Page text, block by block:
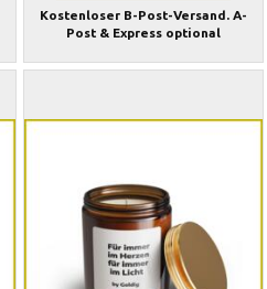
Kostenloser B-Post-Versand. A-
Post & Express optional